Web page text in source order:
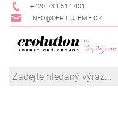
+420 731 514 401
INFO@DEPILUJEME.CZ